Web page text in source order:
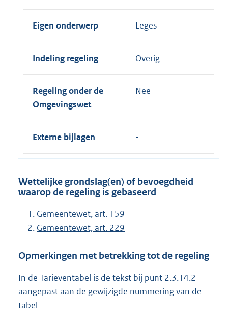
Eigen onderwerp Leges
Indeling regeling Overig
Regeling onder de
Omgevingswet
Nee
Externe bijlagen
Wettelijke grondslag(en) of bevoegdheid
waarop de regeling is gebaseerd
Gemeentewet, art. 159
Gemeentewet, art. 229
Opmerkingen met betrekking tot de regeling
In de Tarieventabel is de tekst bij punt 2.3.14.2
aangepast aan de gewijzigde nummering van de
tabel